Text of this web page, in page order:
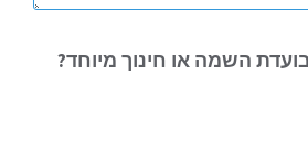
השמה או חינוך מיוחד?